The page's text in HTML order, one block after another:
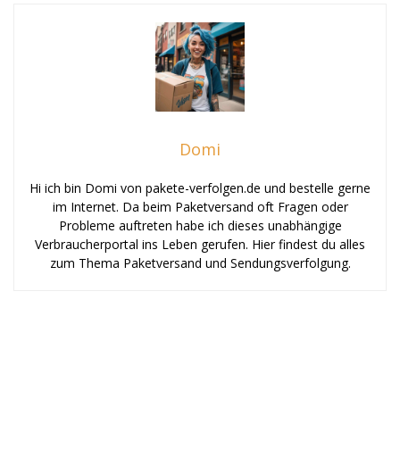
Domi
Hi ich bin Domi von pakete-verfolgen.de und bestelle gerne
im Internet. Da beim Paketversand oft Fragen oder
Probleme auftreten habe ich dieses unabhängige
Verbraucherportal ins Leben gerufen. Hier findest du alles
zum Thema Paketversand und Sendungsverfolgung.